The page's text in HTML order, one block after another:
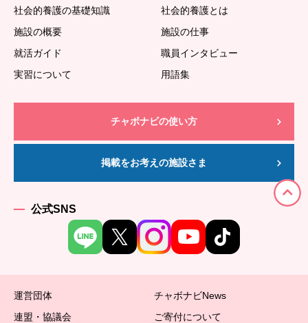
社会的養護の基礎知識
社会的養護とは
施設の概要
施設の仕事
就活ガイド
職員インタビュー
実習について
用語集
チャボナビの使い方
掲載をお考えの施設さま
公式SNS
運営団体
チャボナビNews
連盟・協議会
ご寄付について